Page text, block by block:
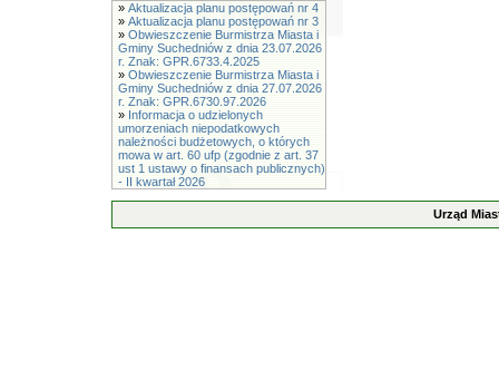
» Aktualizacja planu postępowań nr 4
» Aktualizacja planu postępowań nr 3
» Obwieszczenie Burmistrza Miasta i
Gminy Suchedniów z dnia 23.07.2026
r. Znak: GPR.6733.4.2025
» Obwieszczenie Burmistrza Miasta i
Gminy Suchedniów z dnia 27.07.2026
r. Znak: GPR.6730.97.2026
» Informacja o udzielonych
umorzeniach niepodatkowych
należności budżetowych, o których
mowa w art. 60 ufp (zgodnie z art. 37
ust 1 ustawy o finansach publicznych)
- II kwartał 2026
Urząd